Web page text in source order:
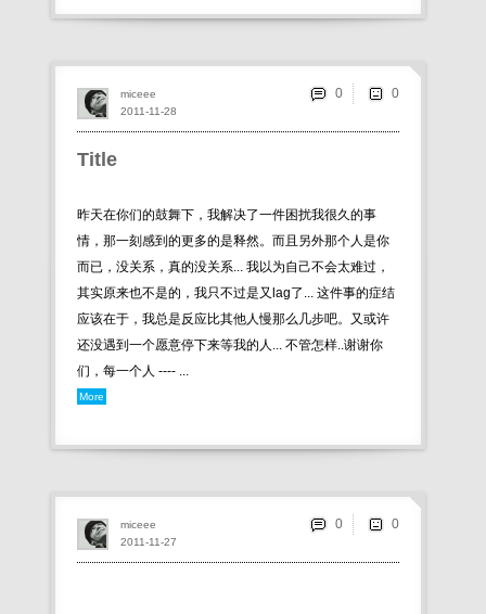
Title
昨天在你们的鼓舞下，我解决了一件困扰我很久的事
情，那一刻感到的更多的是释然。而且另外那个人是你
而已，没关系，真的没关系... 我以为自己不会太难过，
其实原来也不是的，我只不过是又lag了... 这件事的症结
应该在于，我总是反应比其他人慢那么几步吧。又或许
还没遇到一个愿意停下来等我的人... 不管怎样..谢谢你
们，每一个人 ---- ...
More
2011-11-28
miceee 0
2011-11-27
miceee 0